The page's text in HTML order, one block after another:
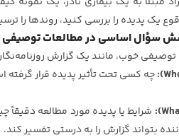
یک پدیده را بررسی کنید، روندها را
سؤال اساسی در مطالعات توصیفی
خوب، مانند یک گزارش
چه کسی تحت تأثیر پدیده قرار
شرایط یا پدیده مورد مطالعه
بتواند گزارش را به درستی تفسیر کند.